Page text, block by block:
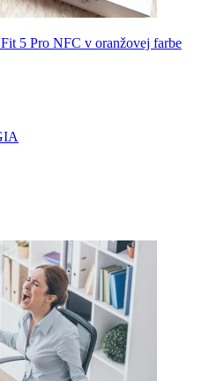
5 Pro NFC v oranžovej farbe